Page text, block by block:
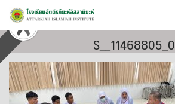
Skip
content
S__11468805_0